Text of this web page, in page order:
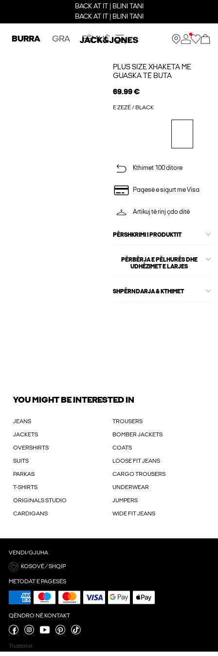
BACK AT IT | BLINI TANI
BACK AT IT | BLINI TANI
BURRA GRA FËMIJË
PLUS SIZE XHAKETA ME
GUASKA TË BUTA
69.99 €
E ZEZË / BLACK
Kthimet 100 ditore
Pagesë e sigurt me Visa
Artikuj të rinj çdo ditë
PËRSHKRIMI I PRODUKTIT
PËRBËRJA E PËLHURËS DHE
UDHËZIMET E LARJES
SHPËRNDARJA & KTHIMET
YOU MIGHT BE INTERESTED IN
JEANS TROUSERS
JACKETS BOMBER JACKETS
OVERSHIRTS COATS
SUITS LOOSE FIT JEANS
PARKAS CARGO TROUSERS
T-SHIRTS UNDERWEAR
ORIGINALS STUDIO JUMPERS
CARDIGANS WIDE FIT JEANS
VENDI/GJUHA
KOSOVË / SHQIP
METODAT E PAGESËS
QËNDRO NË KONTAKT
Trustpilot